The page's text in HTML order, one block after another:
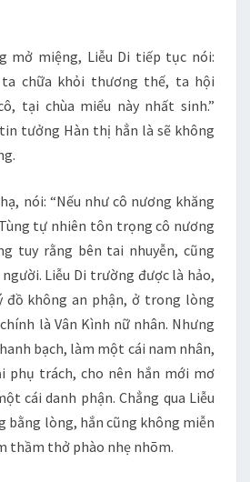
mở miệng, Liễu Di tiếp tục nói:
ta chữa khỏi thương thế, ta hội
tại chùa miểu này nhất sinh.”
tưởng Hàn thị hẳn là sẽ không
nói: “Nếu như cô nương khăng
tự nhiên tôn trọng cô nương
tuy rằng bên tai nhuyễn, cũng
Liễu Di trường được là hảo,
đồ không an phận, ở trong lòng
là Vân Kình nữ nhân. Nhưng
bạch, làm một cái nam nhân,
phụ trách, cho nên hắn mới mơ
cái danh phận. Chẳng qua Liễu
bằng lòng, hắn cũng không miễn
thầm thở phào nhẹ nhõm.